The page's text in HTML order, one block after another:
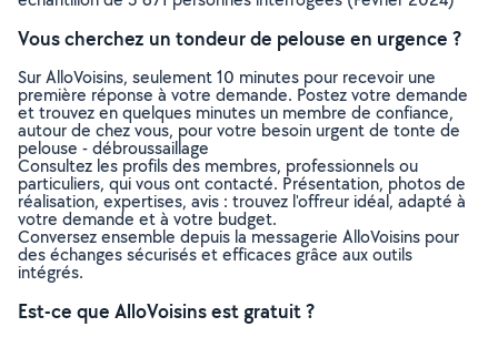
Vous cherchez un tondeur de pelouse en urgence ?
Sur AlloVoisins, seulement 10 minutes pour recevoir une
première réponse à votre demande. Postez votre demande
et trouvez en quelques minutes un membre de confiance,
autour de chez vous, pour votre besoin urgent de tonte de
pelouse - débroussaillage
Consultez les profils des membres, professionnels ou
particuliers, qui vous ont contacté. Présentation, photos de
réalisation, expertises, avis : trouvez l'offreur idéal, adapté à
votre demande et à votre budget.
Conversez ensemble depuis la messagerie AlloVoisins pour
des échanges sécurisés et efficaces grâce aux outils
intégrés.
Est-ce que AlloVoisins est gratuit ?